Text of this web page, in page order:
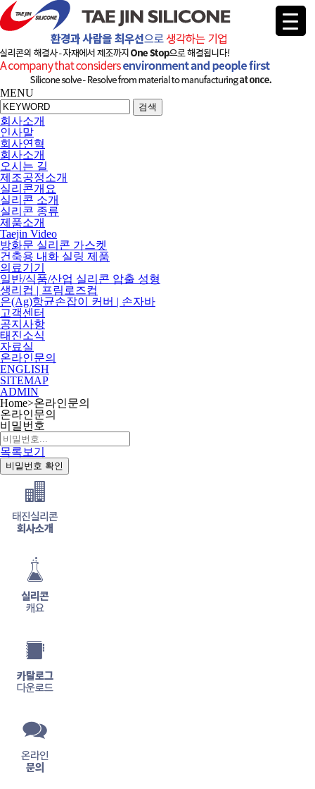
MENU
검색
회사소개
인사말
회사연혁
회사소개
오시는 길
제조공정소개
실리콘개요
실리콘 소개
실리콘 종류
제품소개
Taejin Video
방화문 실리콘 가스켓
건축용 내화 실링 제품
의료기기
일반/식품/산업 실리콘 압출 성형
생리컵 | 프림로즈컵
은(Ag)항균손잡이 커버 | 손자바
고객센터
공지사항
태진소식
자료실
온라인문의
ENGLISH
SITEMAP
ADMIN
Home>온라인문의
온라인문의
비밀번호
목록보기
비밀번호 확인